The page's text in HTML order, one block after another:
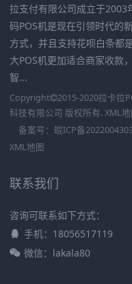
拉支付有限公司成立于2003
码POS机是现在引领时代的
方式，并且支持花呗白条都
大POS机更加适合商家收款
智...
Copyright 2015-2020拉卡拉
科技有限公司 版权所有. XML
备案号： 皖ICP备
XML地图
联系我们
咨询可联系如下方式：
手机：18056517119
微信：lakala80